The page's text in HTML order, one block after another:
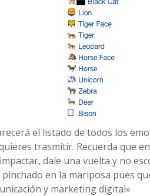
el listado de todos los
trasmitir. Recuerda que
dale una vuelta y no
pinchado en la mariposa pues
y marketing digital»